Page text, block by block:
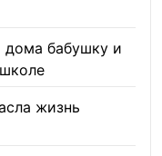
дома бабушку и
жизнь